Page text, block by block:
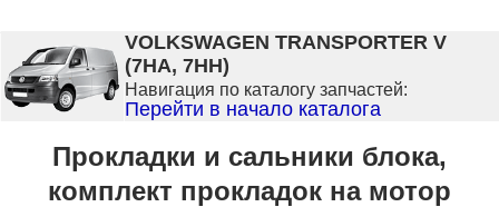
VOLKSWAGEN TRANSPORTER V
(7HA, 7HH)
Навигация по каталогу запчастей:
Перейти в начало каталога
Прокладки и сальники блока,
комплект прокладок на мотор